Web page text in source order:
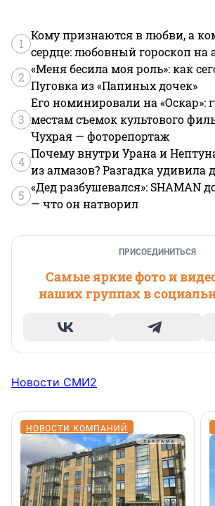
1
Кому признаются в любви, а
сердце: любовный гороскоп на
2
«Меня бесила моя роль»: как
Пуговка из «Папиных дочек»
3
Его номинировали на «Оскар»:
местам съемок культового
Чухрая — фоторепортаж
4
Почему внутри Урана и
из алмазов? Разгадка удивила
5
«Дед разбушевался»: SHAMAN
— что он натворил
ПРИСОЕДИНИТЬСЯ
Самые яркие фото и
наших группах в
Новости СМИ2
НОВОСТИ КОМПАНИЙ